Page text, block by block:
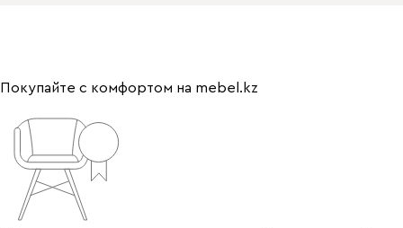
Покупайте с комфортом на mebel.kz